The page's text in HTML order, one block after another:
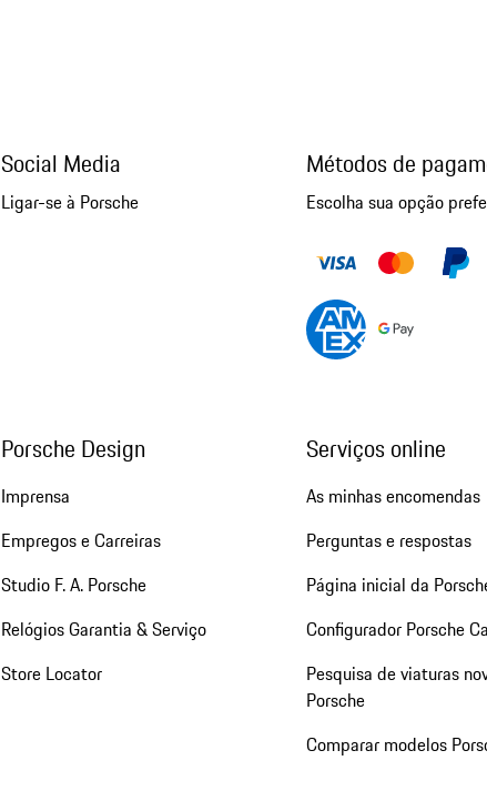
Social Media
Ligar-se à Porsche
Métodos de
Escolha sua opção
Porsche Design
Imprensa
Empregos e Carreiras
Studio F. A. Porsche
Relógios Garantia & Serviço
Store Locator
Serviços online
As minhas encomendas
Perguntas e respostas
Página inicial da
Configurador Porsche
Pesquisa de viaturas
Porsche
Comparar modelos